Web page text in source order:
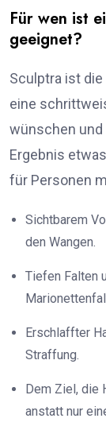
Für wen ist
geeignet?
Sculptra ist
eine
wünschen und
Ergebnis
für Personen
Sichtbarem
den Wangen.
Tiefen Falten
Erschlaffter
Straffung.
Dem Ziel, die
anstatt nur